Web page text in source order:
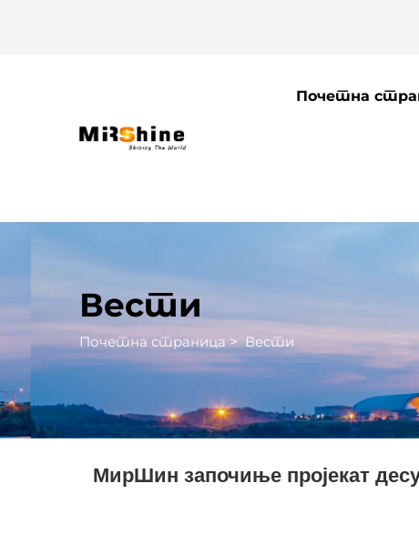
Почетна
Вести
Почетна страница>Вести
МирШин започиње пројекат